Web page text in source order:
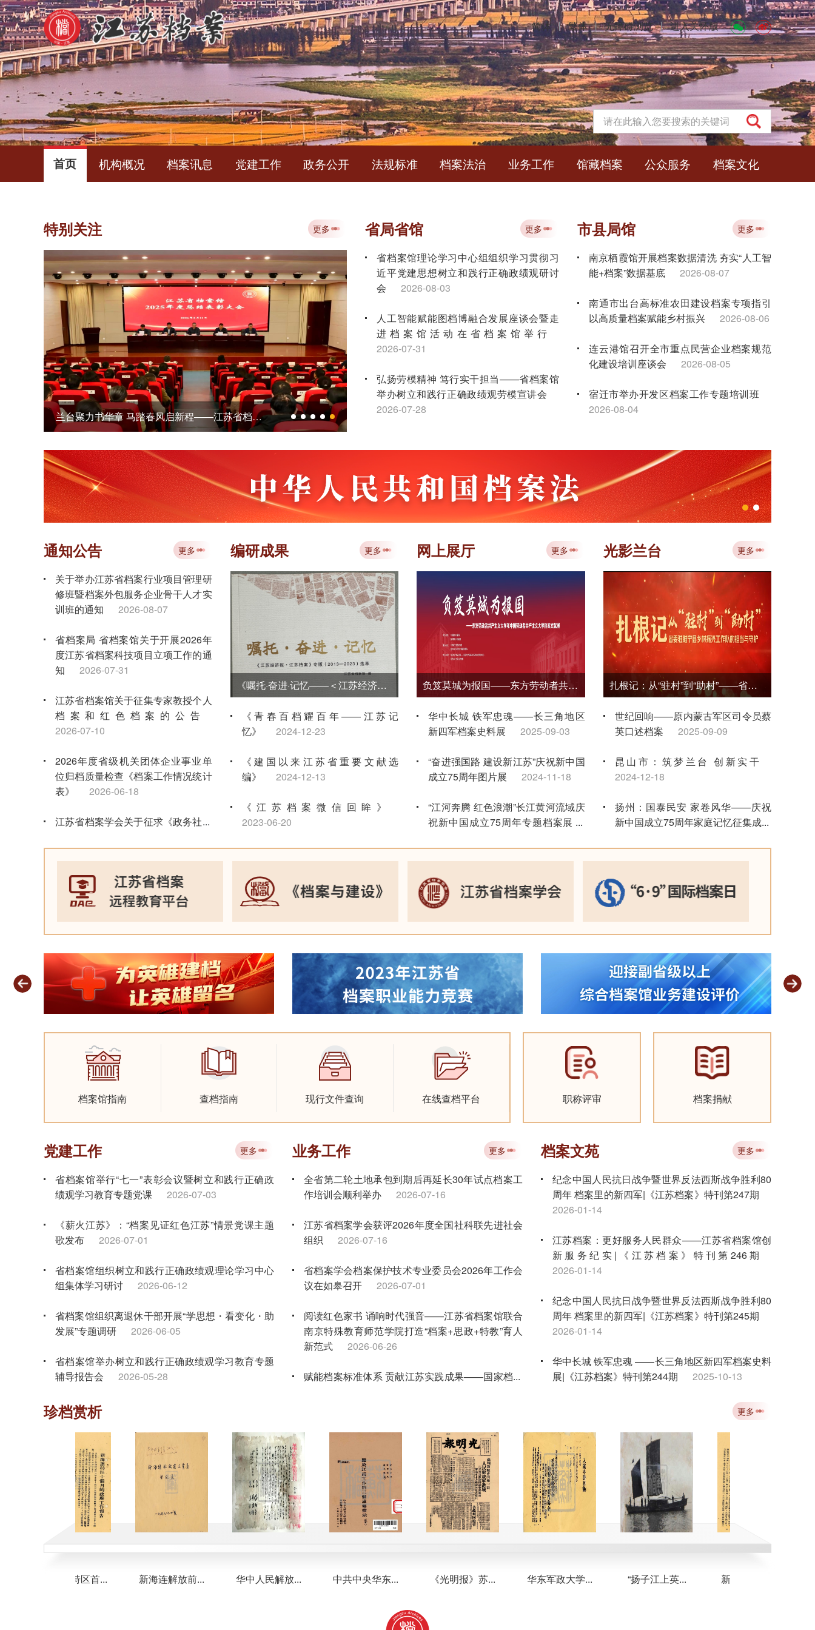
简体 丨 繁体 丨 无障碍浏览 丨 进入关怀版
首页 机构概况 档案讯息 党建工作 政务公开 法规标准 档案法治 业务工作 馆藏档案 公众服务 档案文化
中华人民共和国档案法
特别关注 更多
信长星在省档案馆调研时强调 扎实推动档案事业高质量发展 更好服务中国式现代化江苏新实践
省局省馆 更多
省档案馆理论学习中心组组织学习贯彻习
近平党建思想树立和践行正确政绩观研讨
会
2026-08-03
人工智能赋能图档博融合发展座谈会暨走
进档案馆活动在省档案馆举行
2026-07-31
弘扬劳模精神 笃行实干担当——省档案馆
举办树立和践行正确政绩观劳模宣讲会
2026-07-28
点档案工作培训会顺利举办
2026-07-16
江苏省档案学会获评2026年度全国社科联
先进社会组织
2026-07-16
讲大赛金牌
2026-07-10
“典藏时代丹青 赓续文脉华章——江苏省中
国画学会档案文献与作品移交展”在省档案
馆开展
2026-07-09
市县局馆 更多
南京栖霞馆开展档案数据清洗 夯实“人工智
能+档案”数据基底
2026-08-07
南通市出台高标准农田建设档案专项指引
以高质量档案赋能乡村振兴
2026-08-06
连云港馆召开全市重点民营企业档案规范
化建设培训座谈会
2026-08-05
宿迁市举办开发区档案工作专题培训班
2026-08-04
新就业群体子女暑期生活
2026-08-03
“泰有感”实境思政课堂：让青少年在档案中
触摸家乡发展脉搏
2026-08-03
专题培训 赋能档案事业数智化转型
2026-08-03
通知公告 更多
关于举办江苏省档案行业项目管理研
修班暨档案外包服务企业骨干人才实
训班的通知
2026-08-07
省档案局 省档案馆关于开展2026年
度江苏省档案科技项目立项工作的通
知
2026-07-31
江苏省档案馆关于征集专家教授个人
档案和红色档案的公告
2026-07-10
2026年度省级机关团体企业事业单
位归档质量检查《档案工作情况统计
表》
2026-06-18
江苏省档案学会关于征求《政务社交
通知
2026-06-15
...
江苏省档案馆关于征集“苏超”档案资
料的公告
2026-06-09
档案开放公告 2026-06-05
关于做好2026年度档案专业职称评
审工作的通知
2026-05-09
编研成果 更多
《嘱托·奋进·记忆——＜江苏经济报·江苏档案＞专版（2013—2023）选萃》
《青春百档耀百年——江苏记
忆》
2024-12-23
《建国以来江苏省重要文献选
编》
2024-12-13
《江苏档案微信回眸》
2023-06-20
省馆两本书获得南京出版社2022年
2023-01-20
网上展厅 更多
负笈莫城为报国——东方劳动者共产主义大学和中国劳动者共产主义大学档案文献展
华中长城 铁军忠魂——长三角地区
新四军档案史料展
2025-09-03
“奋进强国路 建设新江苏”庆祝新中国
成立75周年图片展
2024-11-18
“江河奔腾 红色浪潮”长江黄河流域庆
祝新中国成立75周年专题档案展 ...
利75周年长三角档案联展
2024-09-30
光影兰台 更多
扎根记：从“驻村”到“助村”——省委驻睢宁县乡村振兴工作队的担当与守护
世纪回响——原内蒙古军区司令员蔡
英口述档案
2025-09-09
昆山市：筑梦兰台 创新实干
2024-12-18
扬州：国泰民安 家卷风华——庆祝
新中国成立75周年家庭记忆征集成果
...
档案馆指南 查档指南 现行文件查询 在线查档平台 职称评审 档案捐献
党建工作 更多
省档案馆举行“七一”表彰会议暨树立和践行正确政
绩观学习教育专题党课
2026-07-03
《薪火江苏》：“档案见证红色江苏”情景党课主题
歌发布
2026-07-01
省档案馆组织树立和践行正确政绩观理论学习中心
组集体学习研讨
2026-06-12
省档案馆组织离退休干部开展“学思想・看变化・助
发展”专题调研
2026-06-05
省档案馆举办树立和践行正确政绩观学习教育专题
辅导报告会
2026-05-28
省档案馆组织离退休干部党员开展“奋进‘十五五’，
银发谱新篇”主题党日活动
省档案馆组织树立和践行正确政绩观学习教育专题
读书班暨理论学习中心组专题学习会
2026-04-02
业务工作 更多
全省第二轮土地承包到期后再延长30年试点档案工
作培训会顺利举办
2026-07-16
江苏省档案学会获评2026年度全国社科联先进社会
组织
2026-07-16
省档案学会档案保护技术专业委员会2026年工作会
议在如皋召开
2026-07-01
阅读红色家书 诵响时代强音——江苏省档案馆联合
南京特殊教育师范学院打造“档案+思政+特教”育人
新范式
2026-06-26
赋能档案标准体系 贡献江苏实践成果——国家档案
...
江苏省档案馆2026年度国家档案局科技立项数全国
省数字档案中心召开“人工智能赋能企业档案应
用”专题研讨会
2026-06-15
档案文苑 更多
纪念中国人民抗日战争暨世界反法西斯战争胜利80
周年 档案里的新四军|《江苏档案》特刊第247期
2026-01-14
江苏档案：更好服务人民群众——江苏省档案馆创
新服务纪实|《江苏档案》特刊第246期
2026-01-14
纪念中国人民抗日战争暨世界反法西斯战争胜利80
周年 档案里的新四军|《江苏档案》特刊第245期
2026-01-14
华中长城 铁军忠魂 ——长三角地区新四军档案史料
展|《江苏档案》特刊第244期
2025-10-13
吴觉历史自述：淮阴抗战先驱的赤胆忠魂|《江苏档
飞向延安：八路军第一架飞机从这里起飞|《江苏档
案》特刊第242期
2025-10-13
纪念中国人民抗日战争暨世界反法西斯战争胜利80
周年|《江苏档案》特刊第241期
2025-10-13
珍档赏析 更多
新海连特区首... 新海连解放前... 华中人民解放... 中共中央华东... 《光明报》苏... 华东军政大学... “扬子江上英... 新海连特区首...